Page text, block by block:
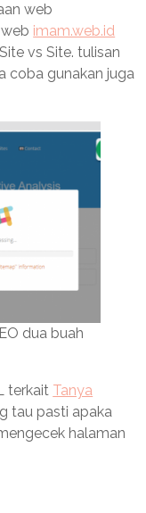
web
imam.web.id
vs Site. tulisan
coba gunakan juga
dua buah
terkait Tanya
tau pasti apaka
halaman